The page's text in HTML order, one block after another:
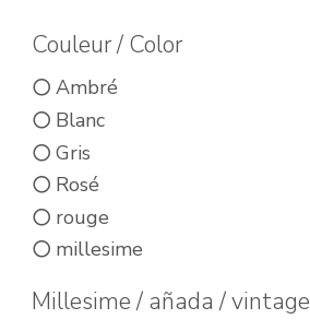
Couleur / Color
Ambré
Blanc
Gris
Rosé
rouge
millesime
Millesime / añada / vintage